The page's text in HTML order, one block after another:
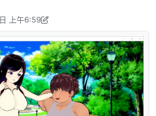
上午6:59
辑2025年6月5日 上午2:55